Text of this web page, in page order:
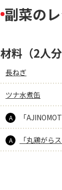
副菜の
材料（2人分
長ねぎ
ツナ水煮缶
A 「
A 「丸鶏がら